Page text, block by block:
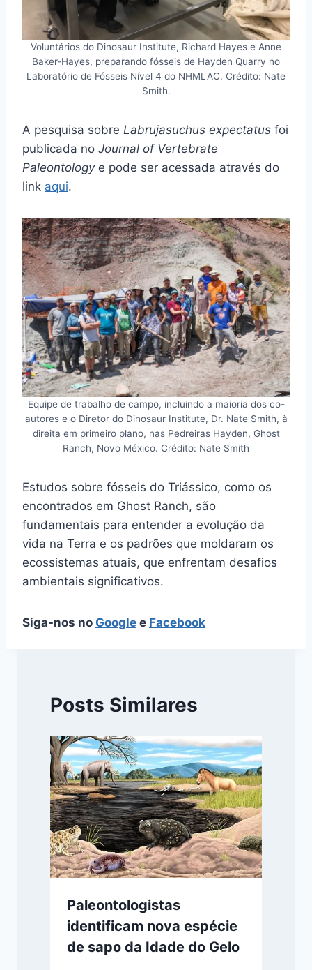
Voluntários do Dinosaur Institute, Richard Hayes e Anne
Baker-Hayes, preparando fósseis de Hayden Quarry no
Laboratório de Fósseis Nível 4 do NHMLAC. Crédito: Nate
Smith.
A pesquisa sobre Labrujasuchus expectatus foi
publicada no Journal of Vertebrate
Paleontologye pode ser acessada através do
link aqui.
Equipe de trabalho de campo, incluindo a maioria dos co-
autores e o Diretor do Dinosaur Institute, Dr. Nate Smith, à
direita em primeiro plano, nas Pedreiras Hayden, Ghost
Ranch, Novo México. Crédito: Nate Smith
Estudos sobre fósseis do Triássico, como os
encontrados em Ghost Ranch, são
fundamentais para entender a evolução da
vida na Terra e os padrões que moldaram os
ecossistemas atuais, que enfrentam desafios
ambientais significativos.
Siga-nos no Google e Facebook
Posts Similares
Paleontologistas
identificam nova espécie
de sapo da Idade do Gelo